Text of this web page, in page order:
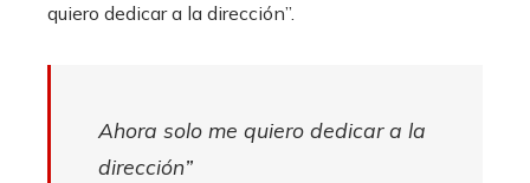
quiero dedicar a la dirección”.
Ahora solo me quiero dedicar a la
dirección”